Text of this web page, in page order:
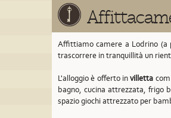
Affittiamo camere a Lodrino
trascorrere in tranquillità un
L'alloggio è offerto invilletta
bagno, cucina attrezzata, frigo
spazio giochi attrezzato per